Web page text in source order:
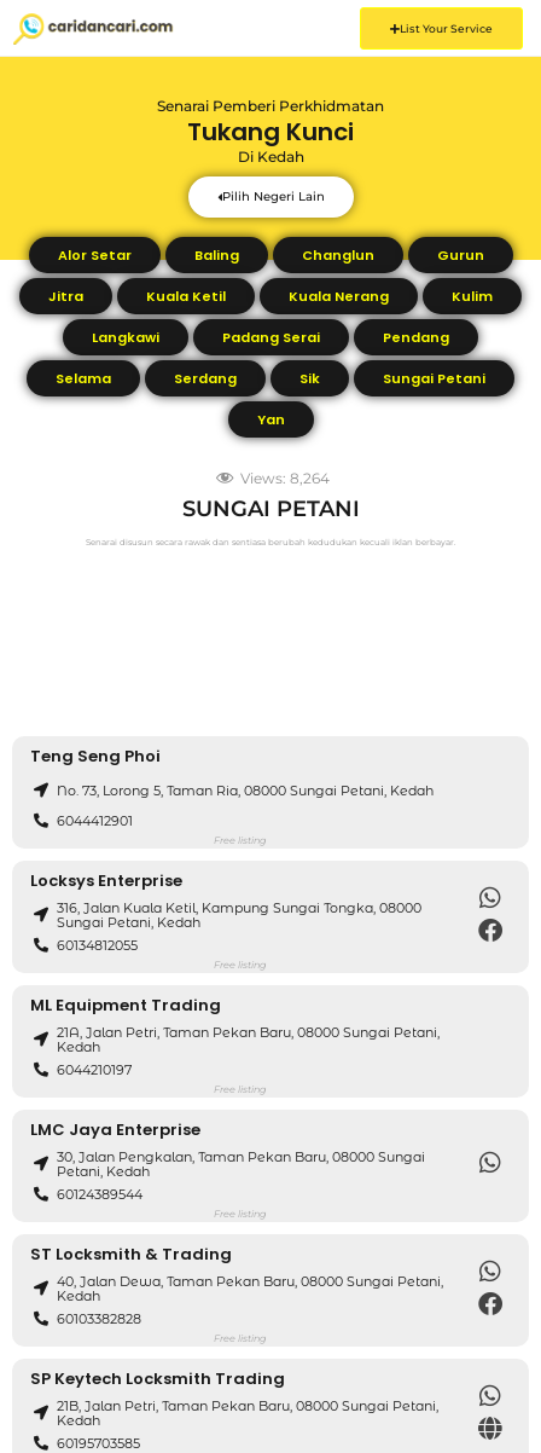
List Your Service
Senarai Pemberi Perkhidmatan
Tukang Kunci
Di Kedah
Pilih Negeri Lain
Alor Setar Baling Changlun Gurun
Jitra Kuala Ketil Kuala Nerang Kulim
Langkawi Padang Serai Pendang
Selama Serdang Sik Sungai Petani
Yan
Views: 8,264
SUNGAI PETANI
Senarai disusun secara rawak dan sentiasa berubah kedudukan kecuali iklan berbayar.
Teng Seng Phoi
No. 73, Lorong 5, Taman Ria, 08000 Sungai Petani, Kedah
6044412901
Free listing
Locksys Enterprise
316, Jalan Kuala Ketil, Kampung Sungai Tongka, 08000
Sungai Petani, Kedah
60134812055
Free listing
ML Equipment Trading
21A, Jalan Petri, Taman Pekan Baru, 08000 Sungai Petani,
Kedah
6044210197
Free listing
LMC Jaya Enterprise
30, Jalan Pengkalan, Taman Pekan Baru, 08000 Sungai
Petani, Kedah
60124389544
Free listing
ST Locksmith & Trading
40, Jalan Dewa, Taman Pekan Baru, 08000 Sungai Petani,
Kedah
60103382828
Free listing
SP Keytech Locksmith Trading
21B, Jalan Petri, Taman Pekan Baru, 08000 Sungai Petani,
Kedah
60195703585